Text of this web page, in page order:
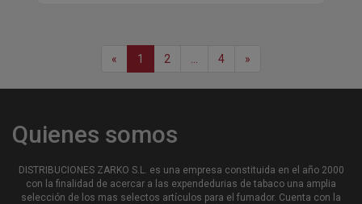
« 1 2 4 »
Quienes somos
DISTRIBUCIONES ZARKO S.L. es una empresa constituida en el año 2000
con la finalidad de acercar a las expendedurias de tabaco una amplia
selección de los mas selectos artículos para el fumador. Cuenta con la